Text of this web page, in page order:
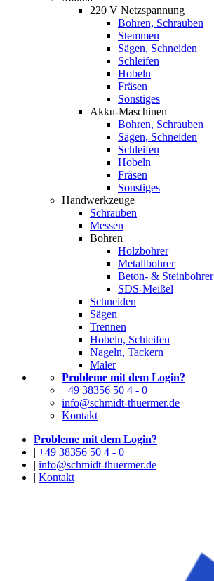
220 V Netzspannung
Bohren, Schrauben
Stemmen
Sägen, Schneiden
Schleifen
Hobeln
Fräsen
Sonstiges
Akku-Maschinen
Bohren, Schrauben
Sägen, Schneiden
Schleifen
Hobeln
Fräsen
Sonstiges
Handwerkzeuge
Schrauben
Messen
Bohren
Holzbohrer
Metallbohrer
Beton- & Steinbohrer
SDS-Meißel
Schneiden
Sägen
Trennen
Hobeln, Schleifen
Nageln, Tackern
Maler
Probleme mit dem Login?
+49 38356 50 4 - 0
info@schmidt-thuermer.de
Kontakt
Probleme mit dem Login?
| +49 38356 50 4 - 0
| info@schmidt-thuermer.de
| Kontakt